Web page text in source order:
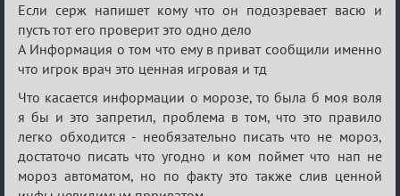
Если серж напишет кому что он подозревает васю и
пусть тот его проверит это одно дело
А Информация о том что ему в приват сообщили именно
что игрок врач это ценная игровая и тд
Что касается информации о морозе, то была б моя воля
я бы и это запретил, проблема в том, что это правило
легко обходится - необязательно писать что не мороз,
достаточо писать что угодно и ком поймет что нап не
мороз автоматом, но по факту это также слив ценной